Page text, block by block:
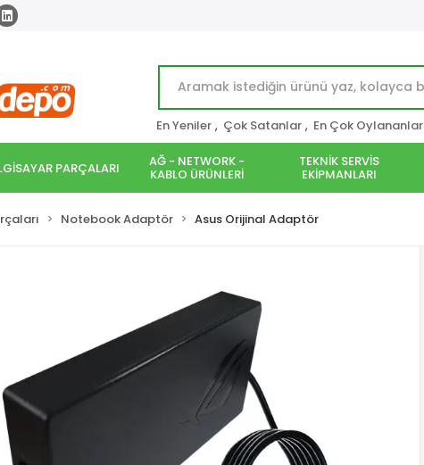
En Yeniler , Çok Satanlar , En Çok Oylananlar
PARÇALARI AĞ - NETWORK -
KABLO ÜRÜNLERİ
TEKNİK SERVİS
EKİPMANLARI
Notebook Adaptör Asus Orijinal Adaptör